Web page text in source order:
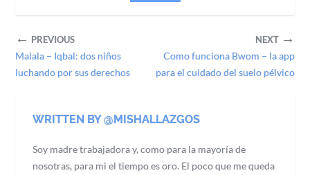
← PREVIOUS
Malala – Iqbal: dos niños
luchando por sus derechos
NEXT →
Como funciona Bwom – la app
para el cuidado del suelo pélvico
WRITTEN BY @MISHALLAZGOS
Soy madre trabajadora y, como para la mayoría de
nosotras, para mi el tiempo es oro. El poco que me queda